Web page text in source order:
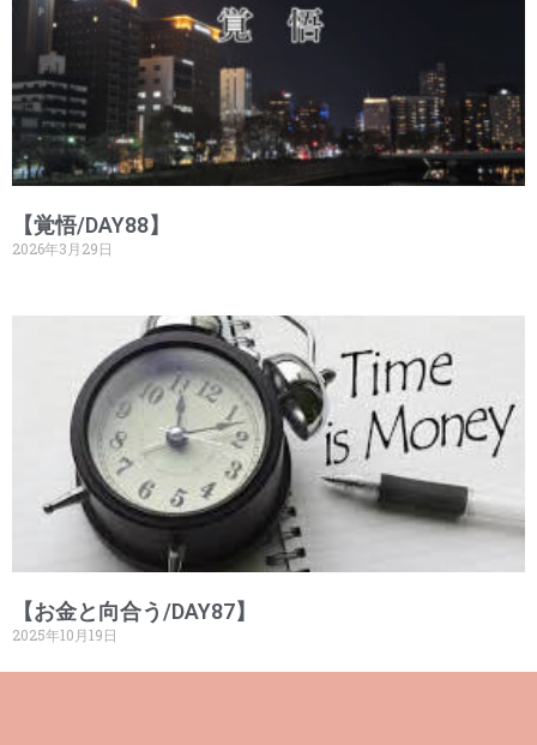
【覚悟/DAY88】
2026年3月29日
【お金と向合う/DAY87】
2025年10月19日